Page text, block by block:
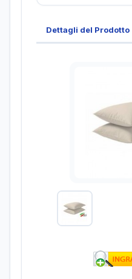
Dettagli del Prodotto